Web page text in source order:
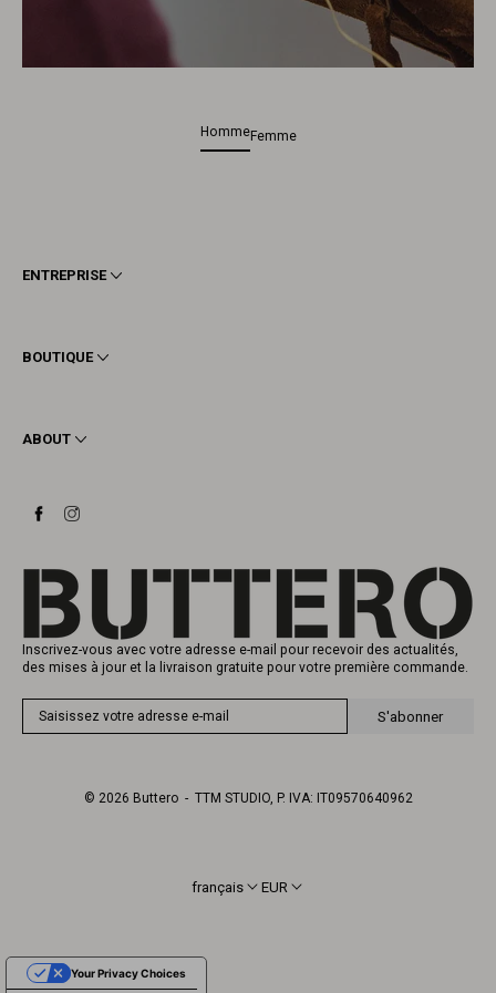
HommeFemme
ENTREPRISE
Confidentialité
Contact
BOUTIQUE
Femme
Baskets
ABOUT
Heritage
Inscrivez-vous avec votre adresse e-mail pour recevoir des actualités,
des mises à jour et la livraison gratuite pour votre première commande.
S'abonner
© 2026 Buttero- TTM STUDIO, P. IVA: IT09570640962
français EUR
Your Privacy Choices